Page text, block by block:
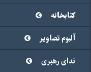
کتابخانه
آلبوم تصاویر
ندای رهبری